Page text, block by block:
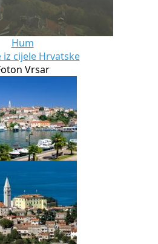
Hum
iz cijele Hrvatske
Vrsar